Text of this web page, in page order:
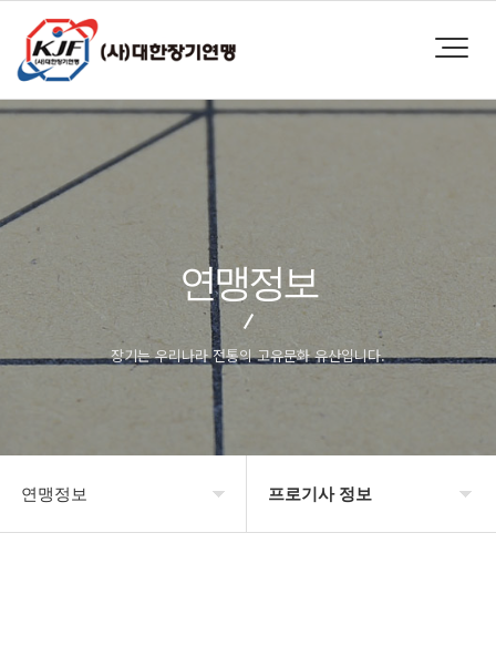
연맹정보
장기는 우리나라 전통의 고유문화 유산입니다.
연맹정보 프로기사 정보